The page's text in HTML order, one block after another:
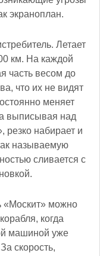
экраноплан.
Летает
км. На каждой
часть весом до
что их не видят
меняет
выписывая над
резко набирает и
называемую
сливается с
«Москит» можно
когда
машиной уже
скорость,